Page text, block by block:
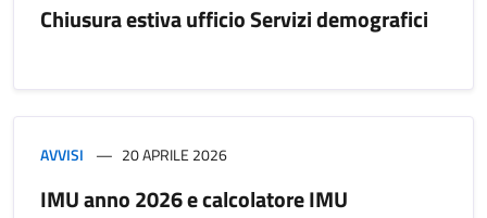
Chiusura estiva ufficio Servizi demografici
AVVISI 20 APRILE 2026
IMU anno 2026 e calcolatore IMU